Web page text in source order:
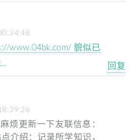
www.04bk.com/ 貌似已
回复
烦更新一下友联信息：
介绍：记录所学知识，